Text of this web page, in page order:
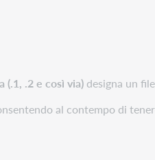
(.1, .2 e così via) designa un
al contempo di